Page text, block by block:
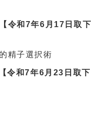
【令和7年6月17日取下
精子選択術
【令和7年6月23日取下